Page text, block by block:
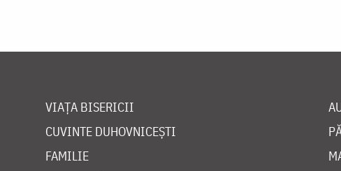
VIAȚA BISERICII
CUVINTE DUHOVNICEȘTI
FAMILIE